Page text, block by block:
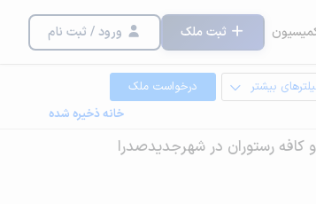
ثبت ملک ورود / ثبت نام
بیشتر
درخواست ملک
خانه ذخیره شده
کافه رستوران در شهرجدیدصدرا